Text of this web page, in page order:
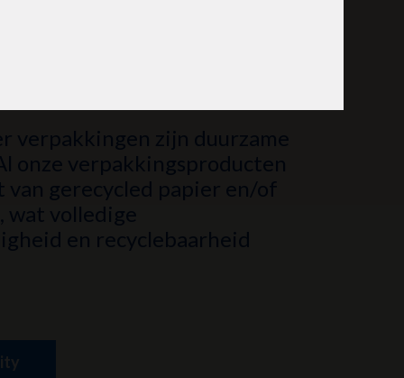
verpakkingen zijn duurzame
onze verpakkingsproducten
van gerecycled papier en/of
wat volledige
en recyclebaarheid